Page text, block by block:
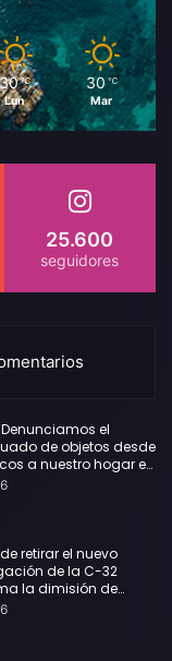
℃
Lun
30 ℃
Mar
25.600
el
de objetos desde
a nuestro hogar en
una
retirar el nuevo
de la C-32
la dimisión de